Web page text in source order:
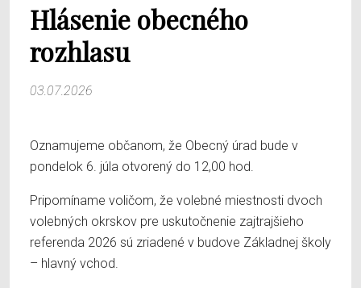
Hlásenie obecného
rozhlasu
03.07.2026
Oznamujeme občanom, že Obecný úrad bude v
pondelok 6. júla otvorený do 12,00 hod.
Pripomíname voličom, že volebné miestnosti dvoch
volebných okrskov pre uskutočnenie zajtrajšieho
referenda 2026 sú zriadené v budove Základnej školy
– hlavný vchod.